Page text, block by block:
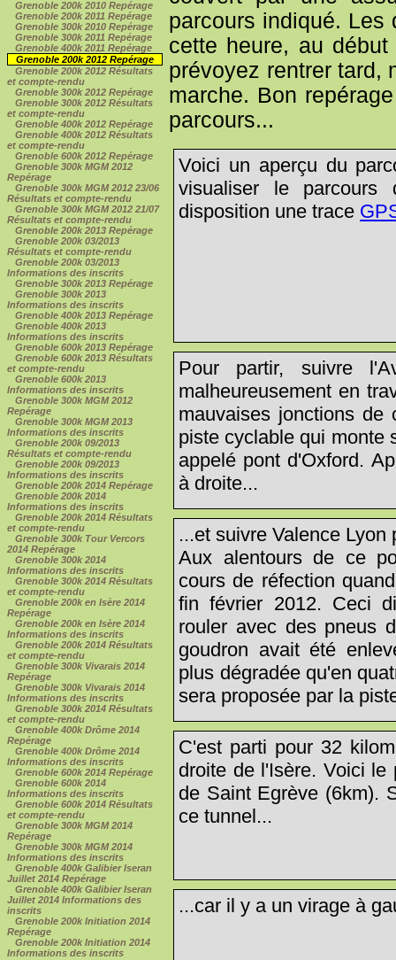
Grenoble 200k 2010 Repérage
Grenoble 200k 2011 Repérage
Grenoble 300k 2010 Repérage
Grenoble 300k 2011 Repérage
Grenoble 400k 2011 Repérage
Grenoble 200k 2012 Repérage
Grenoble 200k 2012 Résultats
et compte-rendu
Grenoble 300k 2012 Repérage
Grenoble 300k 2012 Résultats
et compte-rendu
Grenoble 400k 2012 Repérage
Grenoble 400k 2012 Résultats
et compte-rendu
Grenoble 600k 2012 Repérage
Grenoble 300k MGM 2012
Repérage
Grenoble 300k MGM 2012 23/06
Résultats et compte-rendu
Grenoble 300k MGM 2012 21/07
Résultats et compte-rendu
Grenoble 200k 2013 Repérage
Grenoble 200k 03/2013
Résultats et compte-rendu
Grenoble 200k 03/2013
Informations des inscrits
Grenoble 300k 2013 Repérage
Grenoble 300k 2013
Informations des inscrits
Grenoble 400k 2013 Repérage
Grenoble 400k 2013
Informations des inscrits
Grenoble 600k 2013 Repérage
Grenoble 600k 2013 Résultats
et compte-rendu
Grenoble 600k 2013
Informations des inscrits
Grenoble 300k MGM 2012
Repérage
Grenoble 300k MGM 2013
Informations des inscrits
Grenoble 200k 09/2013
Résultats et compte-rendu
Grenoble 200k 09/2013
Informations des inscrits
Grenoble 200k 2014 Repérage
Grenoble 200k 2014
Informations des inscrits
Grenoble 200k 2014 Résultats
et compte-rendu
Grenoble 300k Tour Vercors
2014 Repérage
Grenoble 300k 2014
Informations des inscrits
Grenoble 300k 2014 Résultats
et compte-rendu
Grenoble 200k en Isère 2014
Repérage
Grenoble 200k en Isère 2014
Informations des inscrits
Grenoble 200k 2014 Résultats
et compte-rendu
Grenoble 300k Vivarais 2014
Repérage
Grenoble 300k Vivarais 2014
Informations des inscrits
Grenoble 300k 2014 Résultats
et compte-rendu
Grenoble 400k Drôme 2014
Repérage
Grenoble 400k Drôme 2014
Informations des inscrits
Grenoble 600k 2014 Repérage
Grenoble 600k 2014
Informations des inscrits
Grenoble 600k 2014 Résultats
et compte-rendu
Grenoble 300k MGM 2014
Repérage
Grenoble 300k MGM 2014
Informations des inscrits
Grenoble 400k Galibier Iseran
Juillet 2014 Repérage
Grenoble 400k Galibier Iseran
Juillet 2014 Informations des
inscrits
Grenoble 200k Initiation 2014
Repérage
Grenoble 200k Initiation 2014
Informations des inscrits
parcours indiqué. Les
cette heure, au
prévoyez rentrer tard,
marche. Bon
parcours...
Voici un aperçu du
visualiser le
disposition une trace
Pour partir, suivre
malheureusement en
mauvaises jonctions de
piste cyclable qui monte
appelé pont d'Oxford.
à droite...
...et suivre Valence
Aux alentours de ce
cours de réfection
fin février 2012. Ceci
rouler avec des pneus
goudron avait été
plus dégradée qu'en
sera proposée par la
C'est parti pour 32
droite de l'Isère. Voici le
de Saint Egrève (6km).
ce tunnel...
...car il y a un virage à